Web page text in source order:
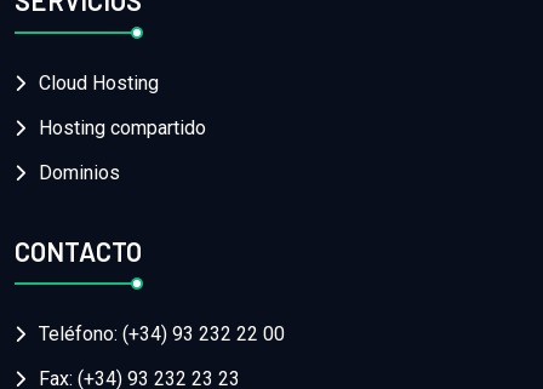
Cloud Hosting
Hosting compartido
Dominios
CONTACTO
Teléfono: (+34) 93 232 22 00
Fax: (+34) 93 232 23 23